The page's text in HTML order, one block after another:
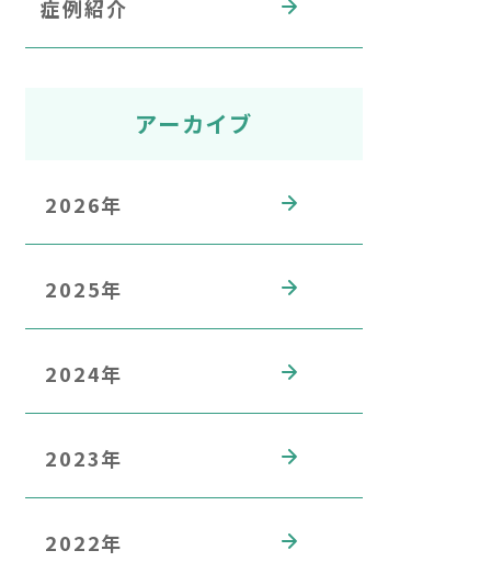
症例紹介
アーカイブ
2026年
2025年
2024年
2023年
2022年